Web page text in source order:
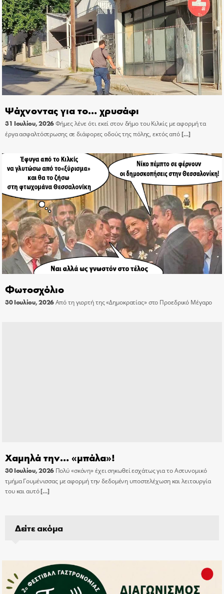
Ψάχνοντας για το… χρυσάφι
31 Ιουλίου, 2026Φήμες λένε ότι εκεί στον δήμο του Κιλκίς με αφορμή τα
έργα ασφαλτόστρωσης σε διάφορες οδούς της πόλης, εκτός από[…]
Φωτοσχόλιο
30 Ιουλίου, 2026Από τη γιορτή της «Δημοκρατίας» στο Προεδρικό Μέγαρο
Χαμηλά την… «μπάλα»!
30 Ιουλίου, 2026 Πολύ «σκόνη» έχει σηκωθεί εσχάτως για το Αστυνομικό
τμήμα Γουμένισσας με αφορμή την δεδομένη υποστελέχωση και λειτουργία
του και αυτό[…]
Δείτε ακόμα